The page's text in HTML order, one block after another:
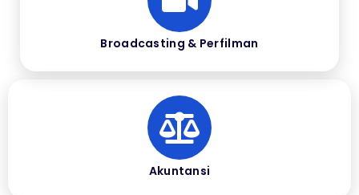
Broadcasting & Perfilman
Akuntansi